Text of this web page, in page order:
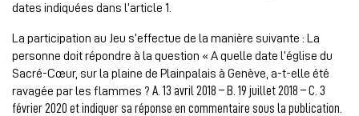
dates indiquées dans l’article 1.
La participation au Jeu s’effectue de la manière suivante : La
personne doit répondre à la question « A quelle date l’église du
Sacré-Cœur, sur la plaine de Plainpalais à Genève, a-t-elle été
ravagée par les flammes ? A. 13 avril 2018 – B. 19 juillet 2018 –C. 3
février 2020 et indiquer sa réponse en commentaire sous la publication.